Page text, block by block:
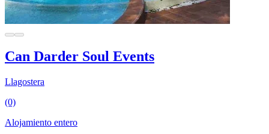
Can Darder Soul Events
Llagostera
(0)
Alojamiento entero